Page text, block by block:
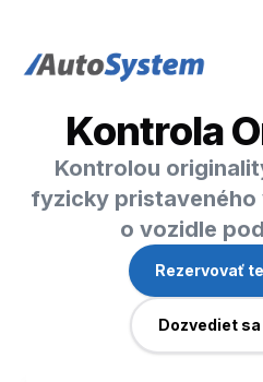
auto-system logo
Kontrola
Kontrolou
fyzicky pristaveného
o vozidle
Rezervovať
Dozvediet